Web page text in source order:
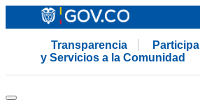
Transparencia Participa
y Servicios a la Comunidad